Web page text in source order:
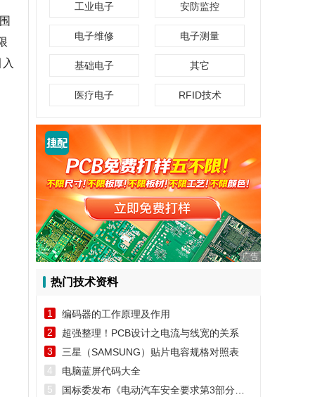
工业电子 安防监控
电子维修 电子测量
基础电子 其它
医疗电子 RFID技术
广告
热门技术资料
编码器的工作原理及作用
1
超强整理！PCB设计之电流与线宽的关系
2
三星（SAMSUNG）贴片电容规格对照表
3
电脑蓝屏代码大全
4
5